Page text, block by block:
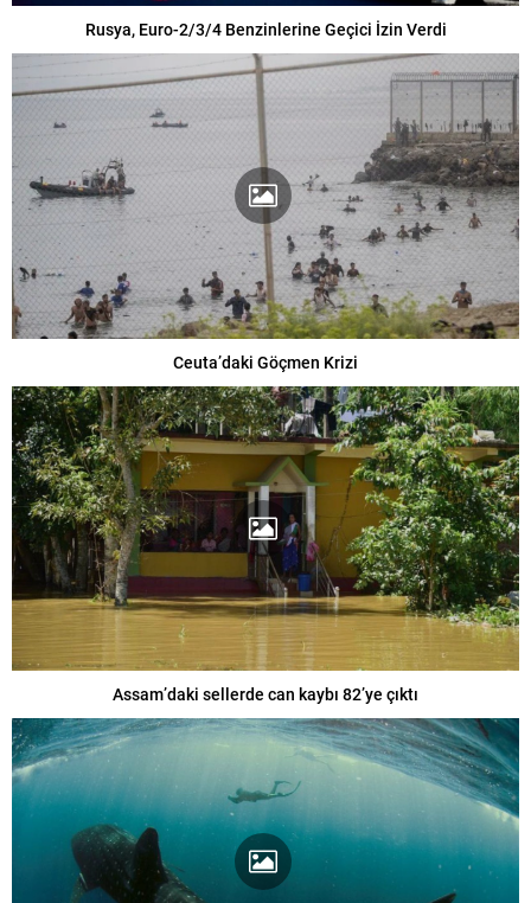
Rusya, Euro-2/3/4 Benzinlerine Geçici İzin Verdi
Ceuta’daki Göçmen Krizi
Assam’daki sellerde can kaybı 82’ye çıktı